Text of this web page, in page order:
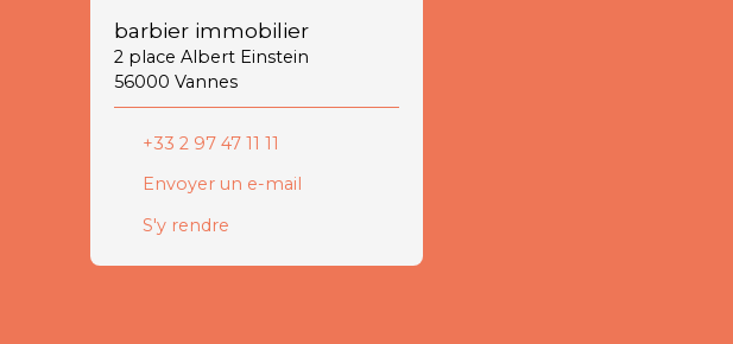
barbier immobilier
2 place Albert Einstein
56000 Vannes
+33 2 97 47 11 11
Envoyer un e-mail
S'y rendre